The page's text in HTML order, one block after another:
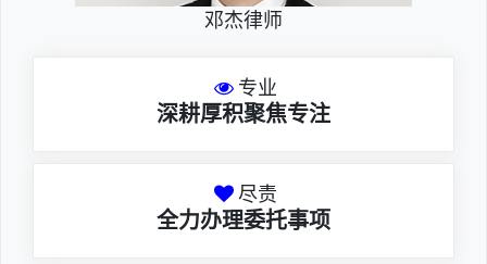
邓杰律师
专业
深耕厚积聚焦专注
尽责
全力办理委托事项